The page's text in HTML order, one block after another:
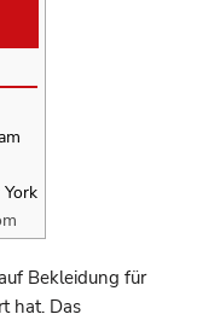
Bekleidung für
hat. Das